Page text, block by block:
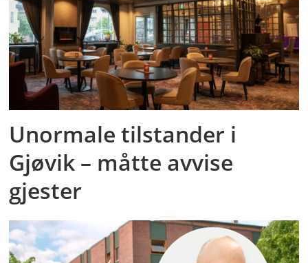
Unormale tilstander i
Gjøvik – måtte avvise
gjester